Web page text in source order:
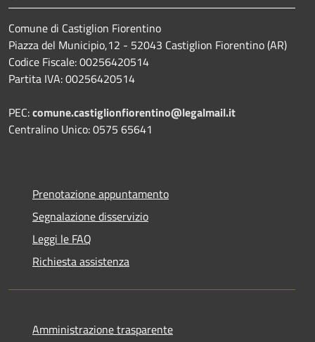
Comune di Castiglion Fiorentino
Piazza del Municipio,12 - 52043 Castiglion Fiorentino (AR)
Codice Fiscale: 00256420514
Partita IVA: 00256420514
PEC:comune.castiglionfiorentino@legalmail.it
Centralino Unico: 0575 65641
Prenotazione appuntamento
Segnalazione disservizio
Leggi le FAQ
Richiesta assistenza
Amministrazione trasparente